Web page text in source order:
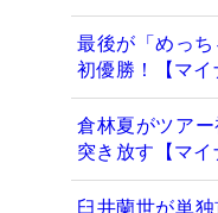
最後が「めっ
初優勝！【マイ
倉林夏がツア
突き放す【マイ
臼井蘭世が単